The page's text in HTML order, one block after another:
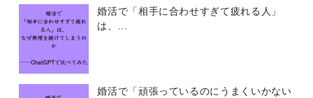
婚活で「相手に合わせすぎて疲れる人」
は、...
婚活で「頑張っているのにうまくいかない